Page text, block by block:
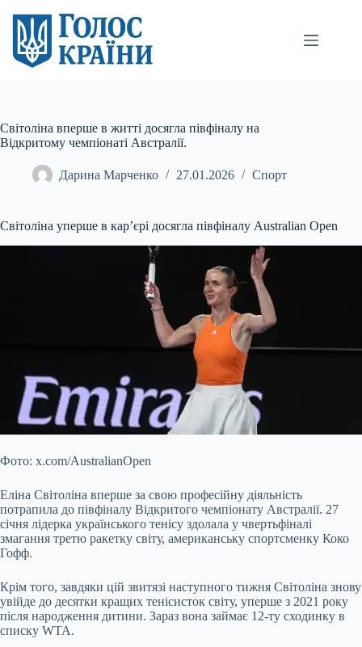
вмісту
Світоліна вперше в житті досягла півфіналу на
Відкритому чемпіонаті Австралії.
Дарина Марченко 27.01.2026 Спорт
Світоліна уперше в кар’єрі досягла півфіналу Australian Open
Фото: x.com/AustralianOpen
Еліна Світоліна вперше за свою професійну діяльність
потрапила до півфіналу Відкритого чемпіонату Австралії. 27
січня лідерка українського тенісу здолала у чвертьфіналі
змагання третю ракетку світу, американську спортсменку Коко
Гофф.
Крім того, завдяки цій звитязі наступного тижня Світоліна знову
увійде до десятки кращих тенісисток світу, уперше з 2021 року
після народження дитини. Зараз вона займає 12-ту сходинку в
списку WTA.